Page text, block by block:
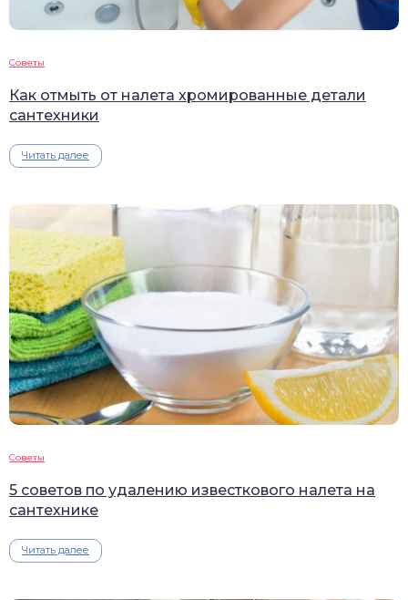
Советы
Как отмыть от налета хромированные детали
сантехники
Читать далее
Советы
5 советов по удалению известкового налета на
сантехнике
Читать далее